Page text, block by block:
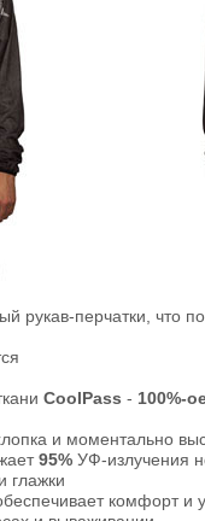
перчатки, что
CoolPass - 100%-
и моментально
95% УФ-излучения
глажки
комфорт и